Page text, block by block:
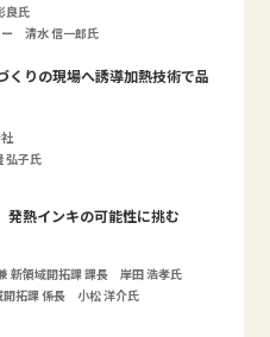
良氏
ー 清水 信一郎氏
くりの現場へ誘導加熱技術で品
弘子氏
発熱インキの可能性に挑む
新領域開拓課 課長 岸田 浩孝氏
開拓課 係長 小松 洋介氏